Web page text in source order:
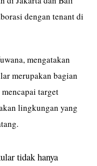
dengan tenant di
mengatakan
merupakan bagian
target
lingkungan yang
tidak hanya